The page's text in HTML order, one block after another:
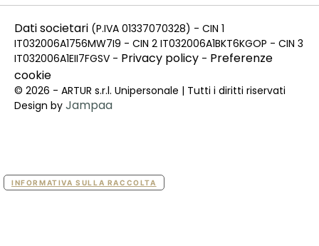
Dati societari (P.IVA 01337070328) - CIN 1
IT032006A1756MW7I9 - CIN 2 IT032006A1BKT6KGOP - CIN 3
IT032006A1EII7FGSV - Privacy policy - Preferenze
cookie
© 2026 - ARTUR s.r.l. Unipersonale | Tutti i diritti riservati
Design by Jampaa
INFORMATIVA SULLA RACCOLTA